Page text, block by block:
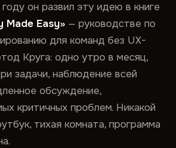
он развил эту идею в книге
Made Easy» — руководстве по
для команд без UX-
Круга: одно утро в месяц,
задачи, наблюдение всей
обсуждение,
критичных проблем. Никакой
тихая комната, программа